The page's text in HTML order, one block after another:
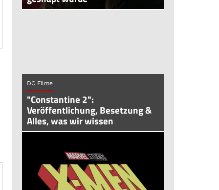
DC Filme
"Constantine 2":
Veröffentlichung, Besetzung &
Alles, was wir wissen